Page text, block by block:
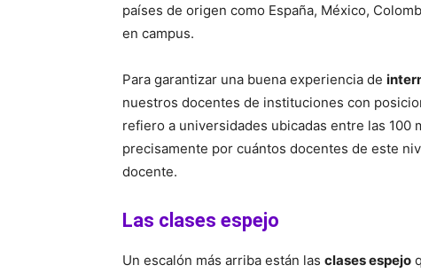
países de origen como España, México,
en campus.
Para garantizar una buena experiencia de
nuestros docentes de instituciones con
refiero a universidades ubicadas entre las 100
precisamente por cuántos docentes de este
docente.
Las clases espejo
Un escalón más arriba están las clases espejo